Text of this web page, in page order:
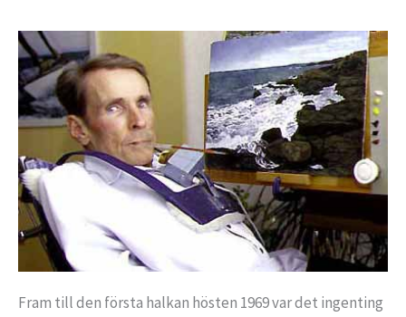
Fram till den första halkan hösten 1969 var det ingenting